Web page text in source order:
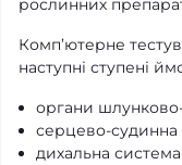
рослинних
Комп’ютерне
наступні ступені
органи
серцево-судинна
дихальна